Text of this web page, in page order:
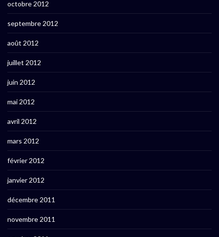
octobre 2012
septembre 2012
août 2012
juillet 2012
juin 2012
mai 2012
avril 2012
mars 2012
février 2012
janvier 2012
décembre 2011
novembre 2011